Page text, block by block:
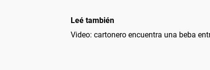
Leé también
Video: cartonero encuentra una beba